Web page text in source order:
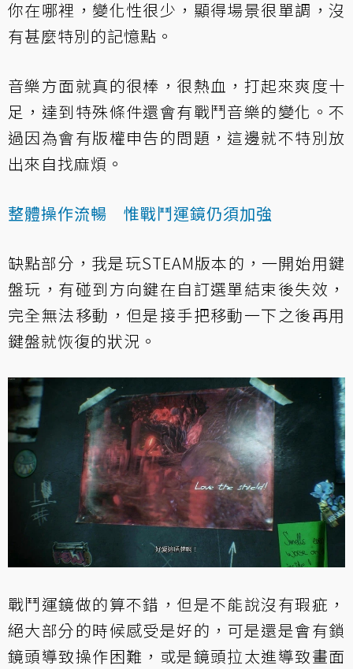
你在哪裡，變化性很少，顯得場景很單調，沒
有甚麼特別的記憶點。
音樂方面就真的很棒，很熱血，打起來爽度十
足，達到特殊條件還會有戰鬥音樂的變化。不
過因為會有版權申告的問題，這邊就不特別放
出來自找麻煩。
整體操作流暢 惟戰鬥運鏡仍須加強
缺點部分，我是玩STEAM版本的，一開始用鍵
盤玩，有碰到方向鍵在自訂選單結束後失效，
完全無法移動，但是接手把移動一下之後再用
鍵盤就恢復的狀況。
戰鬥運鏡做的算不錯，但是不能說沒有瑕疵，
絕大部分的時候感受是好的，可是還是會有鎖
鏡頭導致操作困難，或是鏡頭拉太進導致畫面